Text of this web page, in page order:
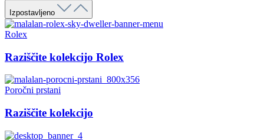
Izpostavljeno
Rolex
Raziščite kolekcijo Rolex
Poročni prstani
Raziščite kolekcijo